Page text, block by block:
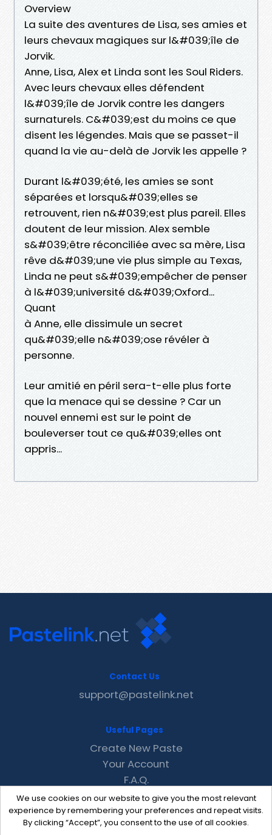
Overview
La suite des aventures de Lisa, ses amies et
leurs chevaux magiques sur l&#039;île de
Jorvik.
Anne, Lisa, Alex et Linda sont les Soul Riders.
Avec leurs chevaux elles défendent
l&#039;île de Jorvik contre les dangers
surnaturels. C&#039;est du moins ce que
disent les légendes. Mais que se passet-il
quand la vie au-delà de Jorvik les appelle ?
Durant l&#039;été, les amies se sont
séparées et lorsqu&#039;elles se
retrouvent, rien n&#039;est plus pareil. Elles
doutent de leur mission. Alex semble
s&#039;être réconciliée avec sa mère, Lisa
rêve d&#039;une vie plus simple au Texas,
Linda ne peut s&#039;empêcher de penser
à l&#039;université d&#039;Oxford...
Quant
à Anne, elle dissimule un secret
qu&#039;elle n&#039;ose révéler à
personne.
Leur amitié en péril sera-t-elle plus forte
que la menace qui se dessine ? Car un
nouvel ennemi est sur le point de
bouleverser tout ce qu&#039;elles ont
appris...
We use cookies on our website to give you the most relevant
experience by remembering your preferences and repeat visits.
By clicking “Accept”, you consent to the use of all cookies.
Contact Us
support@pastelink.net
Useful Pages
Create New Paste
Your Account
F.A.Q.
Recent
Contact